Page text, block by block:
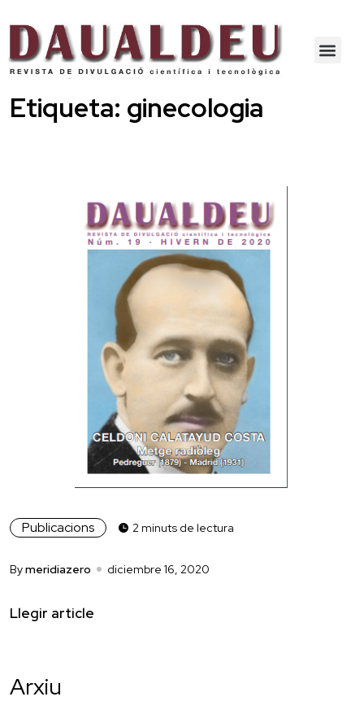
Etiqueta: ginecologia
Publicacions 2 minuts de lectura
Bymeridiazero diciembre 16, 2020
Llegir article
Arxiu